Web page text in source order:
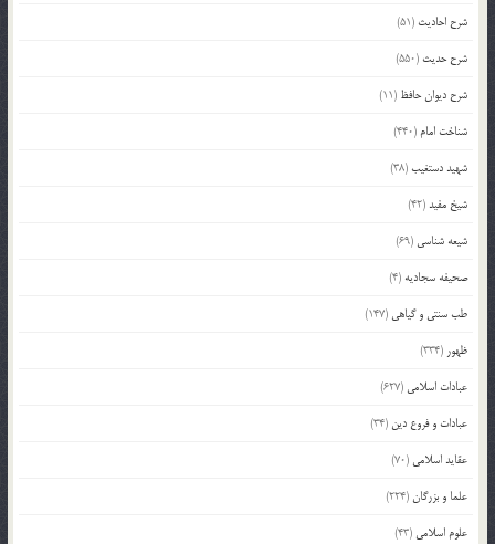
شرح احادیث (51)
شرح حدیث (550)
شرح دیوان حافظ (11)
شناخت امام (440)
شهید دستغیب(38)
شیخ مفید(42)
شیعه شناسی (69)
صحیفه سجادیه (4)
طب سنتی و گیاهی (147)
ظهور (334)
عبادات اسلامی (627)
عبادات و فروع دین (34)
عقاید اسلامی (70)
علما و بزرگان(224)
علوم اسلامی (43)